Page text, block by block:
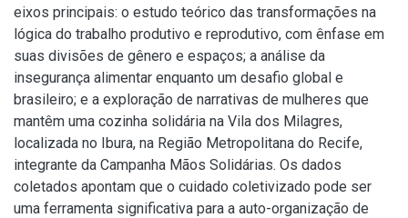
eixos principais: o estudo teórico das transformações na
lógica do trabalho produtivo e reprodutivo, com ênfase em
suas divisões de gênero e espaços; a análise da
insegurança alimentar enquanto um desafio global e
brasileiro; e a exploração de narrativas de mulheres que
mantêm uma cozinha solidária na Vila dos Milagres,
localizada no Ibura, na Região Metropolitana do Recife,
integrante da Campanha Mãos Solidárias. Os dados
coletados apontam que o cuidado coletivizado pode ser
uma ferramenta significativa para a auto-organização de